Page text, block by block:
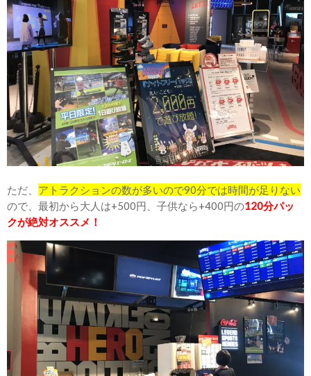
ただ、 アトラクションの数が多いので90分では時間が足りない
ので、最初から大人は+500円、子供なら+400円の120分パッ
クが絶対オススメ！